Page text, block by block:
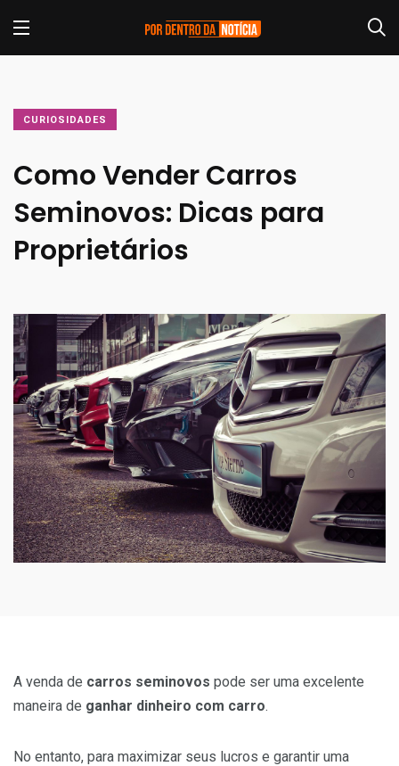
CURIOSIDADES
Como Vender Carros
Seminovos: Dicas para
Proprietários
A venda de carros seminovos pode ser uma excelente
maneira de ganhar dinheiro com carro.
No entanto, para maximizar seus lucros e garantir uma